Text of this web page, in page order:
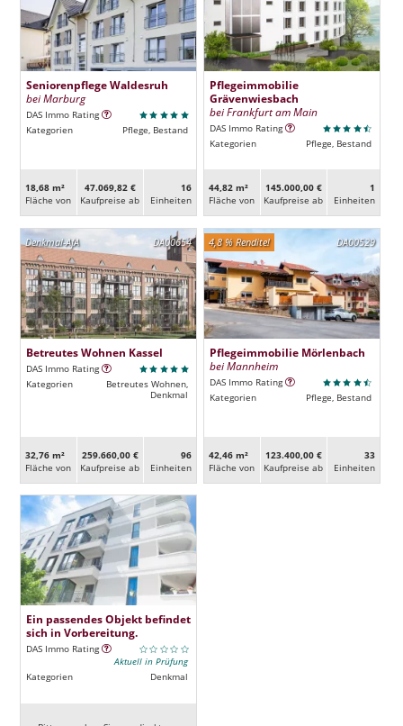
Seniorenpflege Waldesruh
bei Marburg
DAS Immo Rating
Kategorien
Pflege, Bestand
18,68 m²
Fläche von
47.069,82 €
Kaufpreise ab
16
Ein­heiten
Pflegeimmobilie
Grävenwiesbach
bei Frankfurt am Main
DAS Immo Rating
Kategorien
Pflege, Bestand
44,82 m²
Fläche von
145.000,00 €
Kaufpreise ab
1
Ein­heiten
DA00654
Denkmal-AfA
Betreutes Wohnen Kassel
DAS Immo Rating
Kategorien
Betreutes Wohnen,
Denkmal
32,76 m²
Fläche von
259.660,00 €
Kaufpreise ab
96
Ein­heiten
DA00529
4,8 % Rendite!
Pflegeimmobilie Mörlenbach
bei Mannheim
DAS Immo Rating
Kategorien
Pflege, Bestand
42,46 m²
Fläche von
123.400,00 €
Kaufpreise ab
33
Ein­heiten
Ein passendes Objekt befindet
sich in Vorbereitung.
DAS Immo Rating
Aktuell in Prüfung
Kategorien
Denkmal